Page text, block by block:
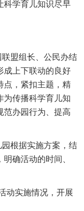
科学育儿知识尽早
盟组长、公民办结
成上下联动的良好
点，紧扣主题，精
为传播科学育儿知
范办园行为、提高
根据实施方案，结
确活动的时间、
动实施情况，开展